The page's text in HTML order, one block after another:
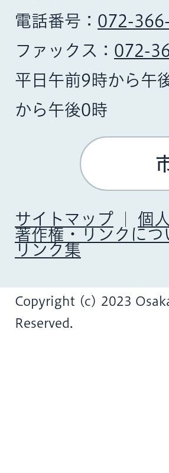
電話番号： 072-
ファックス： 072-
平日午前9時から午
から午後0時
サイトマップ
個
著作権・リンクにつ
リンク集
Copyright (c) 2023
Reserved.